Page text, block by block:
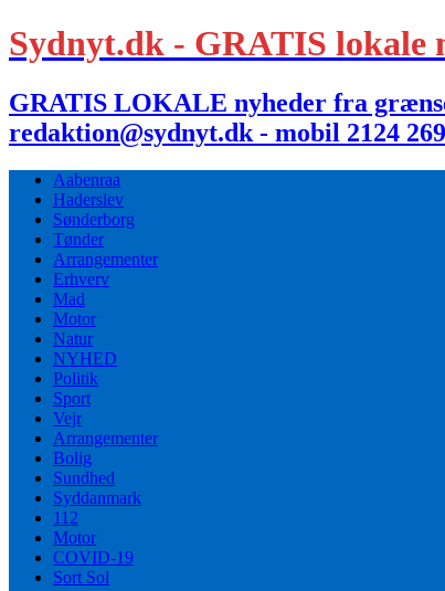
Sydnyt.dk - GRATIS lokale
GRATIS LOKALE nyheder fra
redaktion@sydnyt.dk - mobil 2124
Aabenraa
Haderslev
Sønderborg
Tønder
Arrangementer
Erhverv
Mad
Motor
Natur
NYHED
Politik
Sport
Vejr
Arrangementer
Bolig
Sundhed
Syddanmark
112
Motor
COVID-19
Sort Sol